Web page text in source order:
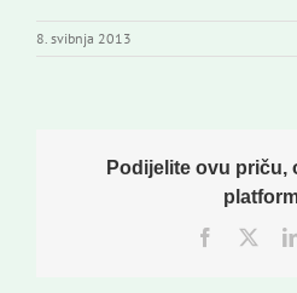
8. svibnja 2013
Podijelite ovu priču,
Facebook